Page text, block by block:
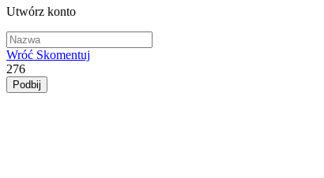
Utwórz konto
Wróć Skomentuj
276
Podbij